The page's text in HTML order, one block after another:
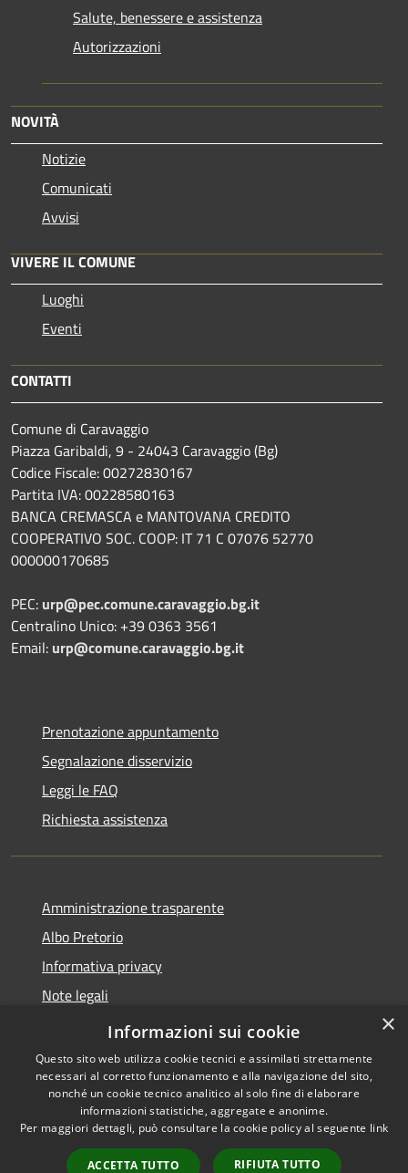
Salute, benessere e assistenza
Autorizzazioni
NOVITÀ
Notizie
Comunicati
Avvisi
VIVERE IL COMUNE
Luoghi
Eventi
CONTATTI
Comune di Caravaggio
Piazza Garibaldi, 9 - 24043 Caravaggio (Bg)
Codice Fiscale: 00272830167
Partita IVA: 00228580163
BANCA CREMASCA e MANTOVANA CREDITO
COOPERATIVO SOC. COOP: IT 71 C 07076 52770
000000170685
PEC: urp@pec.comune.caravaggio.bg.it
Centralino Unico: +39 0363 3561
Email: urp@comune.caravaggio.bg.it
Prenotazione appuntamento
Segnalazione disservizio
Leggi le FAQ
Richiesta assistenza
Amministrazione trasparente
Albo Pretorio
Informativa privacy
Note legali
Dichiarazione di accessibilità
Accessibilità
Copyright © 2026 • Comune di
Caravaggio • Powered by
Municipium•
Accesso
×
Informazioni sui cookie
Questo sito web utilizza cookie tecnici e assimilati strettamente
necessari al corretto funzionamento e alla navigazione del sito,
nonché un cookie tecnico analitico al solo fine di elaborare
informazioni statistiche, aggregate e anonime.
Per maggiori dettagli, può consultare la cookie policy al seguente link
ACCETTA TUTTO RIFIUTA TUTTO